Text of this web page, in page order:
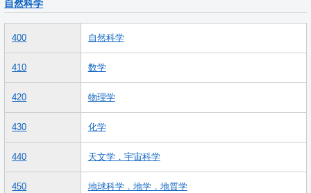
自然科学
400 自然科学
410 数学
420 物理学
430 化学
440 天文学．宇宙科学
450 地球科学．地学．地質学